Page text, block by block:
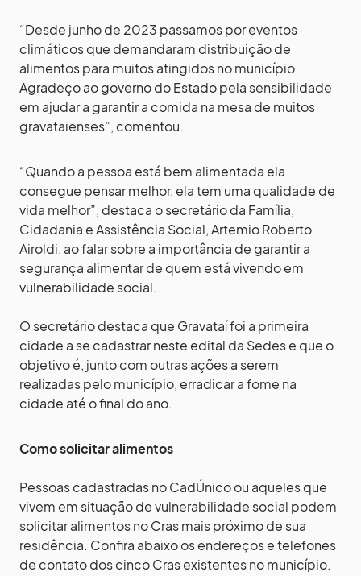
“Desde junho de 2023 passamos por eventos
climáticos que demandaram distribuição de
alimentos para muitos atingidos no município.
Agradeço ao governo do Estado pela sensibilidade
em ajudar a garantir a comida na mesa de muitos
gravataienses”, comentou.
“Quando a pessoa está bem alimentada ela
consegue pensar melhor, ela tem uma qualidade de
vida melhor”, destaca o secretário da Família,
Cidadania e Assistência Social, Artemio Roberto
Airoldi, ao falar sobre a importância de garantir a
segurança alimentar de quem está vivendo em
vulnerabilidade social.
O secretário destaca que Gravataí foi a primeira
cidade a se cadastrar neste edital da Sedes e que o
objetivo é, junto com outras ações a serem
realizadas pelo município, erradicar a fome na
cidade até o final do ano.
Como solicitar alimentos
Pessoas cadastradas no CadÚnico ou aqueles que
vivem em situação de vulnerabilidade social podem
solicitar alimentos no Cras mais próximo de sua
residência. Confira abaixo os endereços e telefones
de contato dos cinco Cras existentes no município.